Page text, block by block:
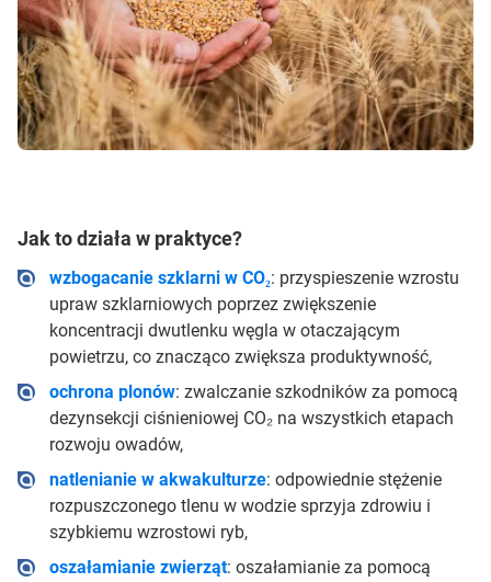
Jak to działa w praktyce?
wzbogacanie szklarni w CO₂: przyspieszenie wzrostu
upraw szklarniowych poprzez zwiększenie
koncentracji dwutlenku węgla w otaczającym
powietrzu, co znacząco zwiększa produktywność,
ochrona plonów: zwalczanie szkodników za pomocą
dezynsekcji ciśnieniowej CO₂ na wszystkich etapach
rozwoju owadów,
natlenianie w akwakulturze: odpowiednie stężenie
rozpuszczonego tlenu w wodzie sprzyja zdrowiu i
szybkiemu wzrostowi ryb,
oszałamianie zwierząt: oszałamianie za pomocą